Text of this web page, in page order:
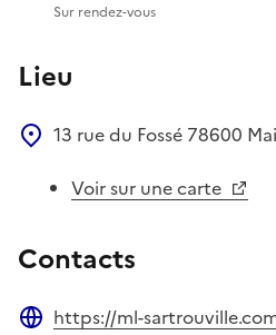
Sur rendez-vous
Lieu
13 rue du Fossé 78600
Voir sur une carte
Contacts
https://ml-